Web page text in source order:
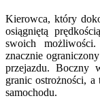
Kierowca, który
osiągniętą
swoich
znacznie
przejazdu. Boczny
granic ostrożności,
samochodu.